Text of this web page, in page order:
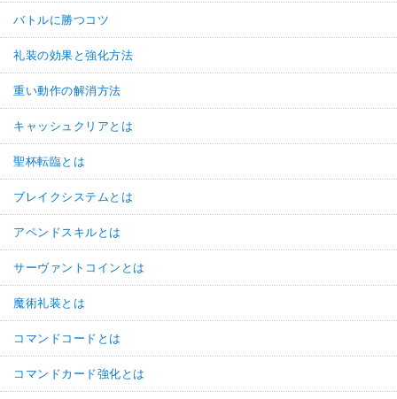
バトルに勝つコツ
礼装の効果と強化方法
重い動作の解消方法
キャッシュクリアとは
聖杯転臨とは
ブレイクシステムとは
アペンドスキルとは
サーヴァントコインとは
魔術礼装とは
コマンドコードとは
コマンドカード強化とは